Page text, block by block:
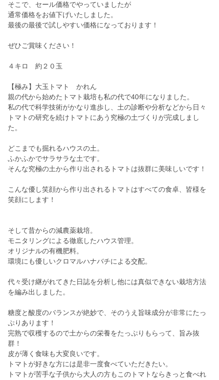
そこで、セール価格でやっていましたが
通常価格をお値下げいたしました。
最後の最後で試しやすい価格になっております！
ぜひご賞味ください！
４キロ 約２０玉
【極み】大玉トマト かれん
親の代から始めたトマト栽培も私の代で40年になりました。
私の代で科学技術がかなり進歩し、土の診断や分析などから日々
トマトの研究を続けトマトにあう究極の土づくりが完成しまし
た。
どこまでも掘れるハウスの土。
ふかふかでサラサラな土です。
そんな究極の土から作り出されるトマトは抜群に美味しいです！
こんな優し笑顔から作り出されるトマトはすべての食卓、皆様を
笑顔にします！
そして昔からの減農薬栽培。
モニタリングによる徹底したハウス管理。
オリジナルの有機肥料。
環境にも優しいクロマルハナバチによる交配。
代々受け継がれてきた日誌を分析し他には真似できない栽培方法
を編み出しました。
糖度と酸度のバランスが絶妙で、そのうえ旨味成分が非常にたっ
ぷりあります！
完熟で収穫するので土からの栄養をたっぷりもらって、旨み抜
群！
皮が薄く食味も大変良いです。
トマトが好きな方には是非一度食べていただきたい。
トマトが苦手な子供から大人の方もこのトマトならきっと食べれ